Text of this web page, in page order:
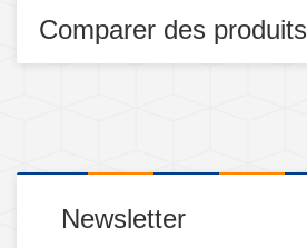
Comparer des produits
Newsletter